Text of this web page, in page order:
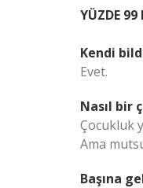
YÜZDE 99
Kendi
Evet.
Nasıl bir
Çocukluk
Ama
Başına